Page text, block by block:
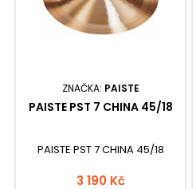
ZNAČKA: PAISTE
PAISTE PST 7 CHINA 45/18
PAISTE PST 7 CHINA 45/18
3 190 Kč